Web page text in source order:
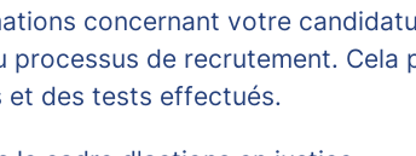
concernant votre
de recrutement. Cela
et des tests effectués.